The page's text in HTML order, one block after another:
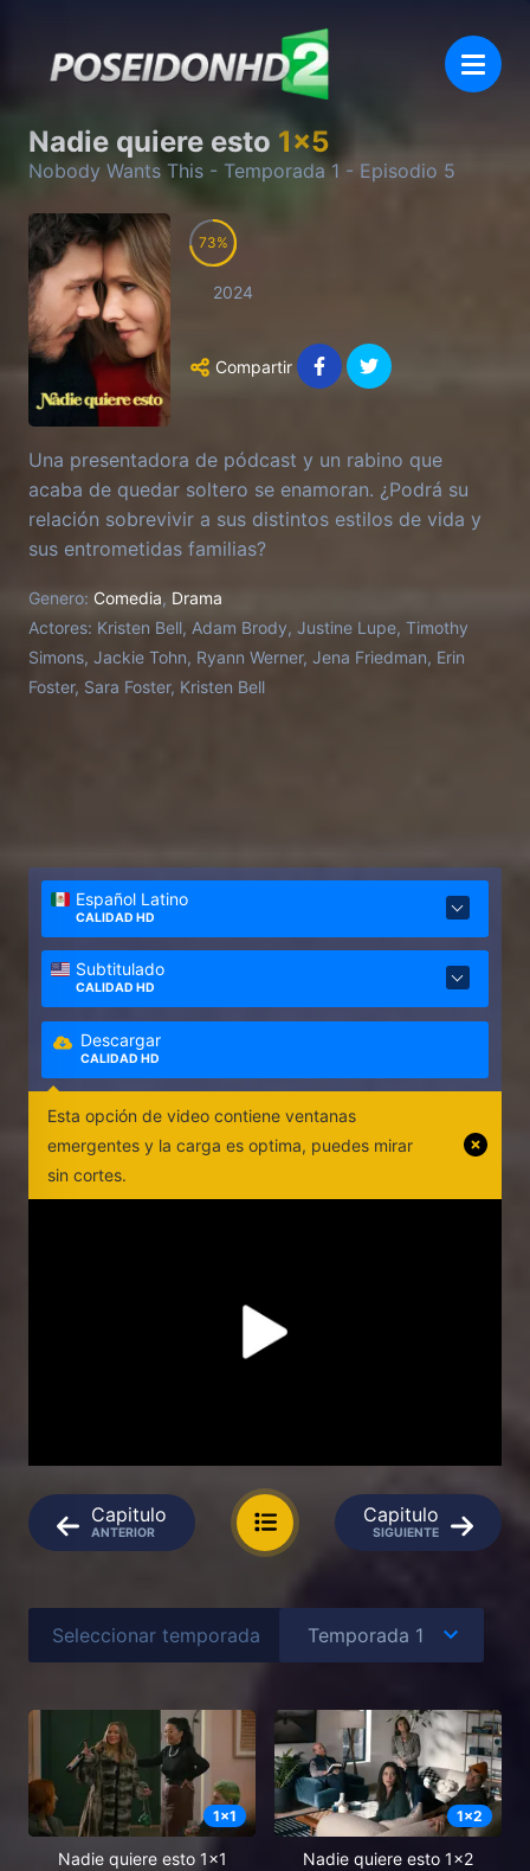
Nadie quiere esto 1x5
Nobody Wants This - Temporada1 - Episodio 5
73
2024
Compartir
Una presentadora de pódcast y un rabino que
acaba de quedar soltero se enamoran. ¿Podrá su
relación sobrevivir a sus distintos estilos de vida y
sus entrometidas familias?
Genero: Comedia, Drama
Actores: Kristen Bell, Adam Brody, Justine Lupe, Timothy
Simons, Jackie Tohn, Ryann Werner, Jena Friedman, Erin
Foster, Sara Foster, Kristen Bell
Español Latino
CALIDAD HD
Subtitulado
CALIDAD HD
Descargar
CALIDAD HD
Esta opción de video contiene ventanas
emergentes y la carga es optima, puedes mirar
sin cortes.
Capitulo
ANTERIOR
Capitulo
SIGUIENTE
Seleccionar temporada
1x1
Nadie quiere esto 1x1
1x2
Nadie quiere esto 1x2